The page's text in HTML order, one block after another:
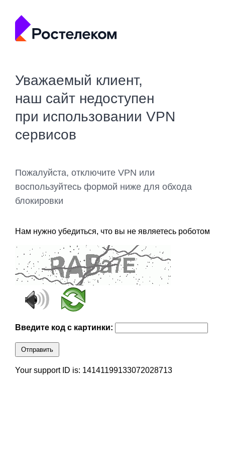
Уважаемый клиент,
наш сайт недоступен
при использовании VPN
сервисов
Пожалуйста, отключите VPN или
воспользуйтесь формой ниже для обхода
блокировки
Нам нужно убедиться, что вы не являетесь роботом
Введите код с картинки:
Отправить
Your support ID is: 14141199133072028713